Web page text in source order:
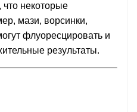
что некоторые
мази, ворсинки,
флуоресцировать и
результаты.